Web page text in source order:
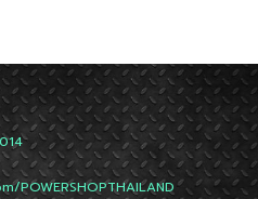
POWERSHOPTHAILAND